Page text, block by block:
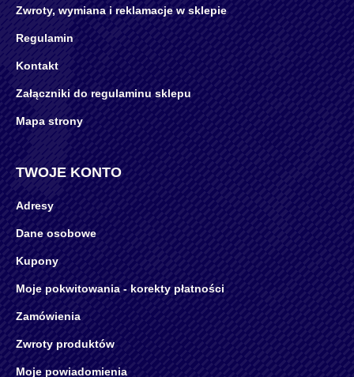
Zwroty, wymiana i reklamacje w sklepie
Regulamin
Kontakt
Załączniki do regulaminu sklepu
Mapa strony
TWOJE KONTO
Adresy
Dane osobowe
Kupony
Moje pokwitowania - korekty płatności
Zamówienia
Zwroty produktów
Moje powiadomienia